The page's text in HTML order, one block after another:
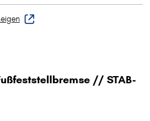
// STAB-